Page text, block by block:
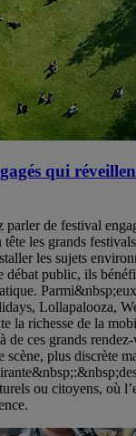
qui
parler de festival
les grands
les sujets
débat public, ils
Lollapalooza,
la richesse de la
de ces grands
scène, plus discrète
ou citoyens, où